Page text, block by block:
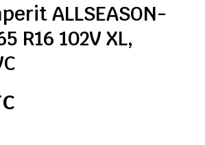
ALLSEASON-
R16 102V XL,